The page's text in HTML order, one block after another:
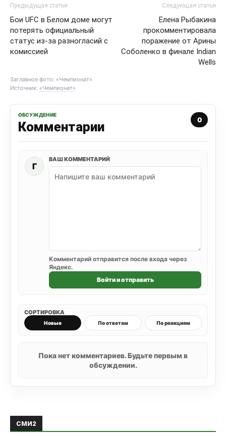
Предыдущая статья
Бои UFC в Белом доме могут
потерять официальный
статус из-за разногласий с
комиссией
Следующая статья
Елена Рыбакина
прокомментировала
поражение от Арины
Соболенко в финале Indian
Wells
Заглавное фото: «Чемпионат»
Источник: «Чемпионат»
ОБСУЖДЕНИЕ
Комментарии 0
Г
ВАШ КОММЕНТАРИЙ
Комментарий отправится после входа через
Яндекс.
Войти и отправить
СОРТИРОВКА
Новые По ответам По реакциям
Пока нет комментариев. Будьте первым в
обсуждении.
СМИ2